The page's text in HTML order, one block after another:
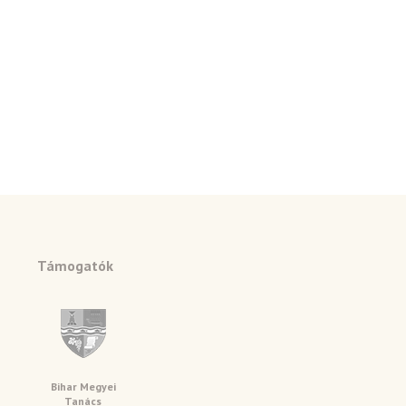
Támogatók
Bihar Megyei
Tanács